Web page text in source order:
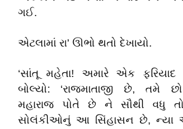
ગઈ.
એટલામાં રા’ ઊભો થતો દેખાયો.
‘સાંતૂ મહેતા! અમારે એક ફરિયાદ
બોલ્યો: ‘રાજમાતાજી છે, તમે
મહારાજ પોતે છે ને સૌથી વધુ
સોલંકીઓનું આ સિંહાસન છે, ન્યા